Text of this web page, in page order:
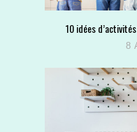
10 idées
8